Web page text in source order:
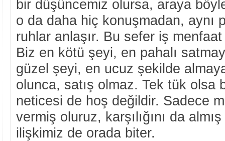
bir düşüncemiz olursa, araya
o da daha hiç konuşmadan, aynı
ruhlar anlaşır. Bu sefer iş menfaat
Biz en kötü şeyi, en pahalı
güzel şeyi, en ucuz şekilde
olunca, satış olmaz. Tek tük olsa
neticesi de hoş değildir. Sadece
vermiş oluruz, karşılığını da
ilişkimiz de orada biter.